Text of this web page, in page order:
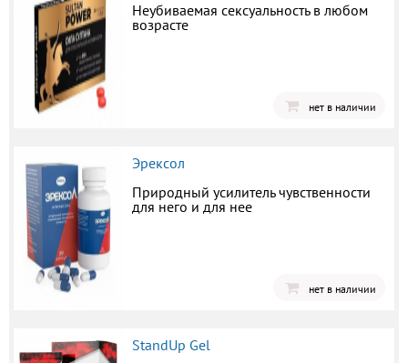
Неубиваемая сексуальность в любом
возрасте
нет в наличии
Эрексол
Природный усилитель чувственности
для него и для нее
нет в наличии
StandUp Gel